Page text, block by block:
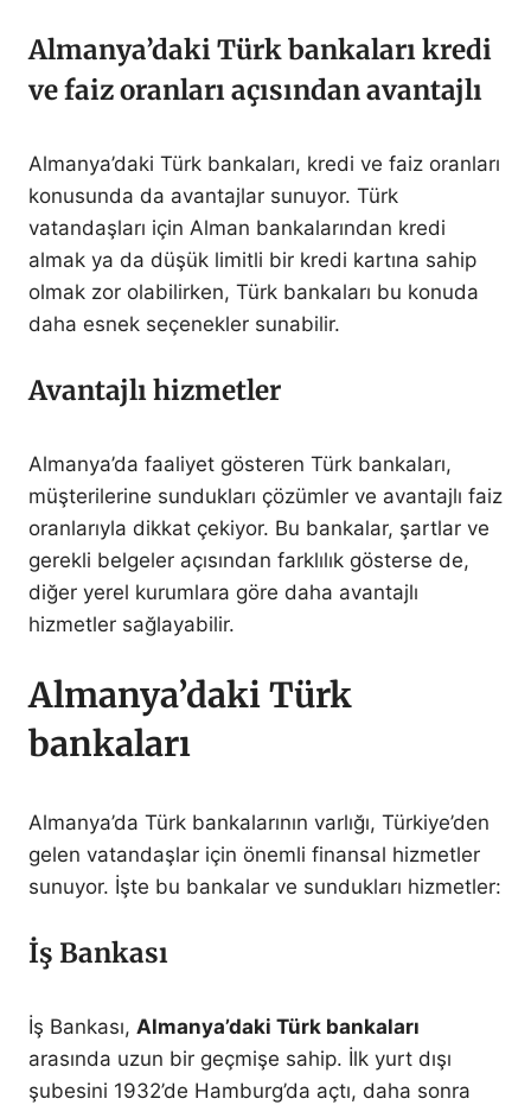
Almanya’daki Türk bankaları kredi
ve faiz oranları açısından avantajlı
Almanya’daki Türk bankaları, kredi ve faiz oranları
konusunda da avantajlar sunuyor. Türk
vatandaşları için Alman bankalarından kredi
almak ya da düşük limitli bir kredi kartına sahip
olmak zor olabilirken, Türk bankaları bu konuda
daha esnek seçenekler sunabilir.
Avantajlı hizmetler
Almanya’da faaliyet gösteren Türk bankaları,
müşterilerine sundukları çözümler ve avantajlı faiz
oranlarıyla dikkat çekiyor. Bu bankalar, şartlar ve
gerekli belgeler açısından farklılık gösterse de,
diğer yerel kurumlara göre daha avantajlı
hizmetler sağlayabilir.
Almanya’daki ​Türk
bankaları
Almanya’da Türk bankalarının varlığı, Türkiye’den
gelen vatandaşlar için önemli finansal hizmetler
sunuyor. İşte bu bankalar ve sundukları hizmetler:
İş Bankası
İş Bankası, Almanya’daki Türk bankaları
arasında uzun bir geçmişe sahip. İlk yurt dışı
şubesini 1932’de Hamburg’da açtı, daha sonra